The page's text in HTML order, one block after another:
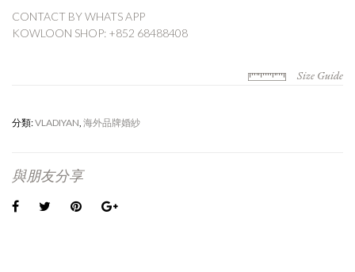
CONTACT BY WHATS APP
KOWLOON SHOP: +852 68488408
Size Guide
分類:VLADIYAN 海外品牌婚紗
與朋友分享